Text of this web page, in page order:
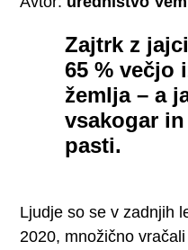
Zajtrk z
65 % večjo
žemlja – a
vsakogar
pasti.
Ljudje so se v zadnjih
2020, množično